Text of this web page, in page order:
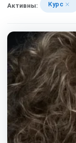
Активны: Курс